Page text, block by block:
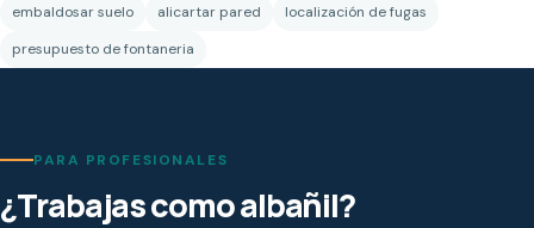
embaldosar suelo
alicartar pared
localización de fugas
presupuesto de fontaneria
PARA PROFESIONALES
¿Trabajas como albañil?